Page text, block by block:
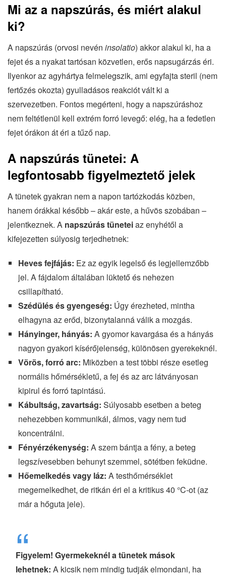
Mi az a napszúrás, és miért alakul
ki?
A napszúrás (orvosi nevén insolatio) akkor alakul ki, ha a
fejet és a nyakat tartósan közvetlen, erős napsugárzás éri.
Ilyenkor az agyhártya felmelegszik, ami egyfajta steril (nem
fertőzés okozta) gyulladásos reakciót vált ki a
szervezetben. Fontos megérteni, hogy a napszúráshoz
nem feltétlenül kell extrém forró levegő: elég, ha a fedetlen
fejet órákon át éri a tűző nap.
A napszúrás tünetei: A
legfontosabb figyelmeztető jelek
A tünetek gyakran nem a napon tartózkodás közben,
hanem órákkal később – akár este, a hűvös szobában –
jelentkeznek. A napszúrás tüneteiaz enyhétől a
kifejezetten súlyosig terjedhetnek:
Heves fejfájás: Ez az egyik legelső és legjellemzőbb
jel. A fájdalom általában lüktető és nehezen
csillapítható.
Szédülés és gyengeség: Úgy érezheted, mintha
elhagyna az erőd, bizonytalanná válik a mozgás.
Hányinger, hányás: A gyomor kavargása és a hányás
nagyon gyakori kísérőjelenség, különösen gyerekeknél.
Vörös, forró arc: Miközben a test többi része esetleg
normális hőmérsékletű, a fej és az arc látványosan
kipirul és forró tapintású.
Kábultság, zavartság: Súlyosabb esetben a beteg
nehezebben kommunikál, álmos, vagy nem tud
koncentrálni.
Fényérzékenység: A szem bántja a fény, a beteg
legszívesebben behunyt szemmel, sötétben feküdne.
Hőemelkedés vagy láz: A testhőmérséklet
megemelkedhet, de ritkán éri el a kritikus 40 °C-ot (az
már a hőguta jele).
Figyelem! Gyermekeknél a tünetek mások
lehetnek: A kicsik nem mindig tudják elmondani, ha